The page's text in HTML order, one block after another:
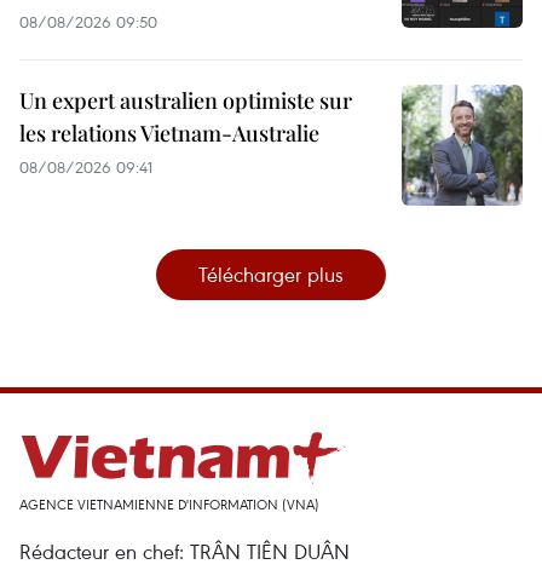
08/08/2026 09:50
Un expert australien optimiste sur
les relations Vietnam-Australie
08/08/2026 09:41
Télécharger plus
AGENCE VIETNAMIENNE D'INFORMATION (VNA)
Rédacteur en chef: TRÂN TIÊN DUÂN